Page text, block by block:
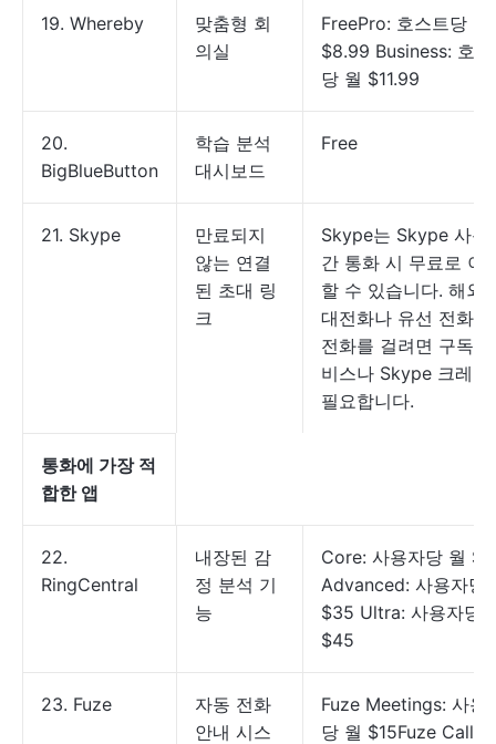
19. Whereby
맞춤형 회
의실
FreePro: 호스트당 월
$8.99 Business: 호
당 월 $11.99
20.
BigBlueButton
학습 분석
대시보드
Free
21. Skype
만료되지
않는 연결
된 초대 링
크
Skype는 Skype 사용
간 통화 시 무료로 이
할 수 있습니다. 해외
대전화나 유선 전화로
전화를 걸려면 구독 서
비스나 Skype 크레딧
필요합니다.
통화에 가장 적
합한 앱
22.
RingCentral
내장된 감
정 분석 기
능
Core: 사용자당 월
Advanced: 사용자당
$35 Ultra: 사용자당
$45
23. Fuze
자동 전화
안내 시스
Fuze Meetings: 사용
당 월 $15Fuze